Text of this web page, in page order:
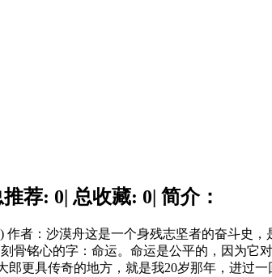
荐: 0| 总收藏: 0| 简介：
者：沙漠舟这是一个身残志坚者的奋斗史
骨铭心的字：命运。命运是公平的，因为
更具传奇的地方，就是我20岁那年，进过